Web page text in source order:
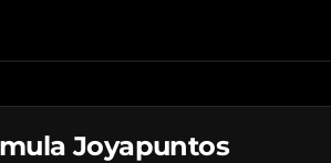
Joyapuntos